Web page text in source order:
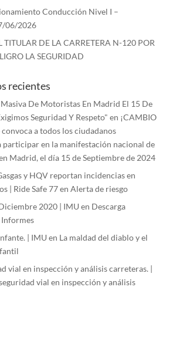
Conducción Nivel I –
06/2026
DE LA CARRETERA N-120 POR
LA SEGURIDAD
recientes
De Motoristas En Madrid El 15 De
Seguridad Y Respeto" en ¡CAMBIO
convoca a todos los ciudadanos
participar en la manifestación nacional de
Madrid, el día 15 de Septiembre de 2024
y HQV reportan incidencias en
| Ride Safe 77en Alerta de riesgo
2020 | IMU en Descarga
| IMU en La maldad del diablo y el
vial en inspección y análisis carreteras. |
vial en inspección y análisis